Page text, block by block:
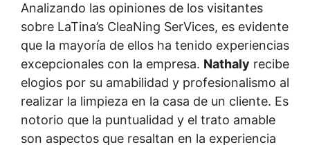
Analizando las opiniones de los visitantes
sobre LaTina’s CleaNing SerVices, es evidente
que la mayoría de ellos ha tenido experiencias
excepcionales con la empresa. Nathaly recibe
elogios por su amabilidad y profesionalismo al
realizar la limpieza en la casa de un cliente. Es
notorio que la puntualidad y el trato amable
son aspectos que resaltan en la experiencia